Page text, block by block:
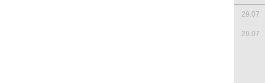
29.07
29.07